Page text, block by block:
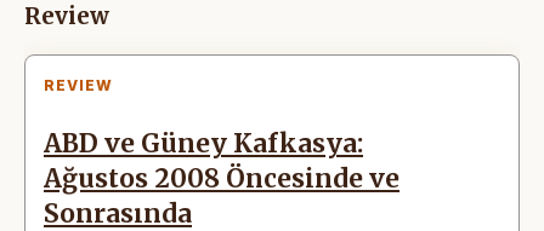
Articles
Review
REVIEW
ABD ve Güney Kafkasya:
Ağustos 2008 Öncesinde ve
Sonrasında